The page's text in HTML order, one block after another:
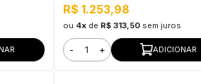
R$ 1.253,98
ou 4xde R$ 313,50 sem juros
- + ADICIONAR